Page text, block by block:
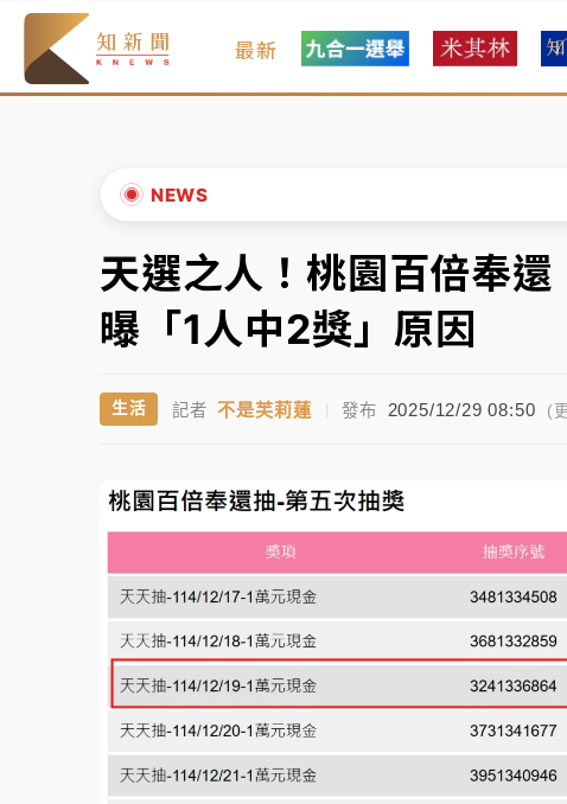
最新
NEWS
中信慈善基金會想增加董事人數！辜仲諒向法院
故宮《龍藏經》特展第2檔！今線上預約開賣一
台東農業處長涉圖利渡假村！東檢抗告成功 今重
女律師陳昱瑄詐慈濟10億！黃金158kg遭查扣畫
故宮《龍藏經》特展第2檔！今線上預約開賣一
台東農業處長涉圖利渡假村！東檢抗告成功 今
父親節泡湯了！中颱白海豚雨彈轟3天 「紅到發
▲
▼
天選之人！桃園百倍奉
曝「1人中2獎」原因
生活 記者 不是芙莉蓮 | 發布 2025/12/29 08:50 (